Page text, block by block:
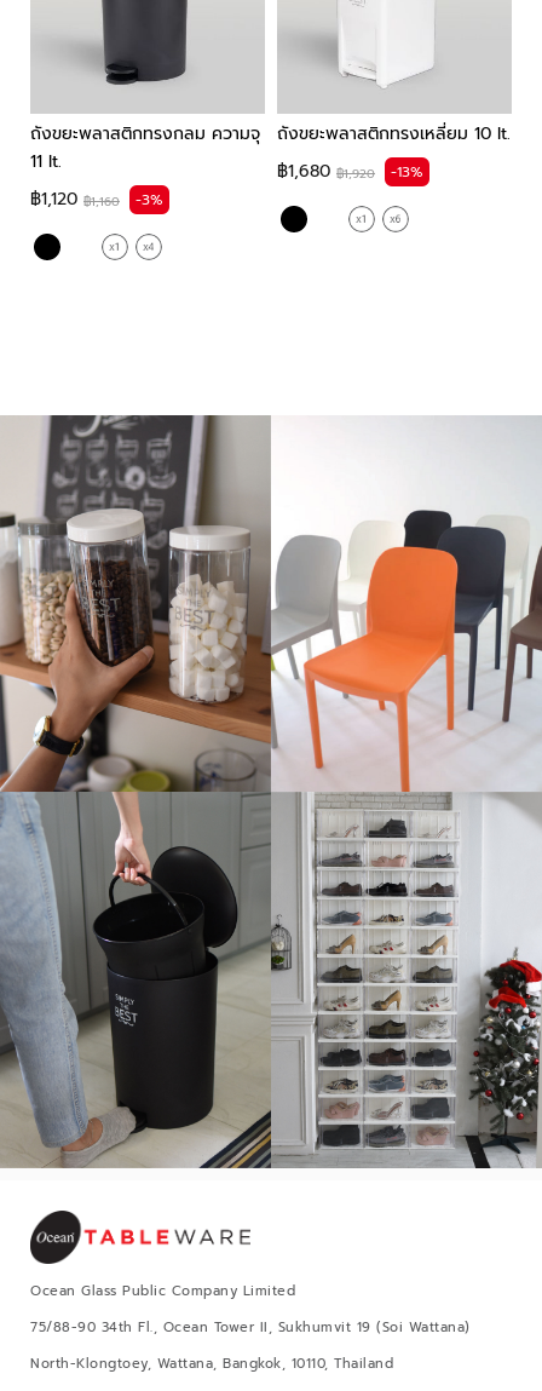
ถังขยะพลาสติกทรงกลม ความจุ
11 lt.
฿1,120 ฿1,160 -3%
ถังขยะพลาสติกทรงเหลี่ยม 10 lt.
฿1,680 ฿1,920 -13%
Ocean Glass Public Company Limited
75/88-90 34th Fl., Ocean Tower II, Sukhumvit 19 (Soi Wattana)
North-Klongtoey, Wattana, Bangkok, 10110, Thailand